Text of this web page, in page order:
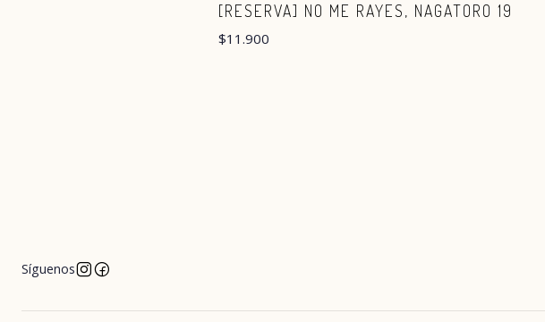
[RESERVA] NO ME RAYES, NAGATORO 19
$11.900
Síguenos